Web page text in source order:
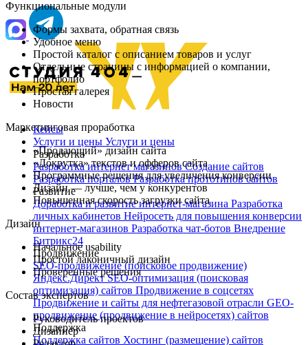
Кейсы
Услуги и цены Услуги и цены
Разработка
Разработка интернет магазиновСоздание сайтов
Разработка порталовРазработка прототипов сайтов
Развитие
Доработка и развитие интернет‑магазина Разработка
личных кабинетов Нейросеть для повышения конверсии
интернет-магазинов Разработка чат‑ботов Внедрение
Битрикс24
Продвижение
SEO-продвижение (поисковое продвижение)
Яндекс.ДиректSEO-оптимизация (поисковая
оптимизация) сайтов Продвижение в соцсетях
Продвижение и сайты для нефтегазовой отрасли GEO-
продвижение (продвижение в нейросетях) сайтов
Поддержка
Поддержка сайтов Хостинг (размещение) сайтов
Функциональные модули
Формы захвата, обратная связь
Удобное меню
Простой каталог с описанием товаров и услуг
Отдельные страницы с информацией о компании,
портфолио
Простая галерея
Новости
Маркетинговая проработка
«Продающий» дизайн сайта
«Докрутка» текстов и офферов сайта
Программные решения для увеличения конверсии
Дизайн — лучше, чем у конкурентов
Повышенная скорость загрузки сайта
Дизайн
Начальное usability
Простой лаконичный дизайн
Проверенные решения
Состав экспертов
Руководитель проектов
Дизайнер